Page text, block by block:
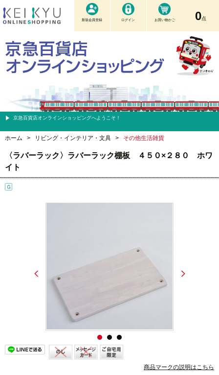
新規会員登録 ログイン お買い物かご 0点
京急百貨店オンラインショッピングへようこそ！
ホーム > リビング・インテリア・文具 > その他生活雑貨
〈ラバーラック〉ラバーラック棚板 ４５０×２８０ ホワ
イト
商品マークの説明はこちら